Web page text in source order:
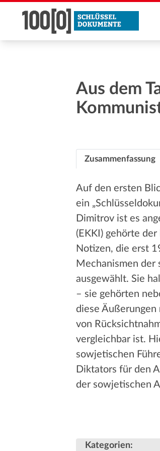
Aus dem
Zusammenfassung
Auf den ersten
ein
Dimitrov ist es
(EKKI) gehörte
Notizen, die erst
Mechanismen
ausgewählt. Sie
– sie gehörten
diese
von
vergleichbar ist.
sowjetischen
Diktators für den
der sowjetischen
Kategorien: